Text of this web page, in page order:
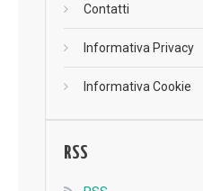
Contatti
Informativa Privacy
Informativa Cookie
RSS